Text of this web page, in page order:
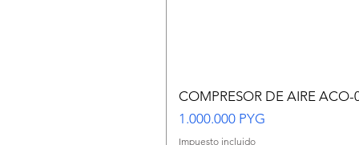
COMPRESOR DE AIRE ACO-
Precio
1.000.000 PYG
Impuesto incluido